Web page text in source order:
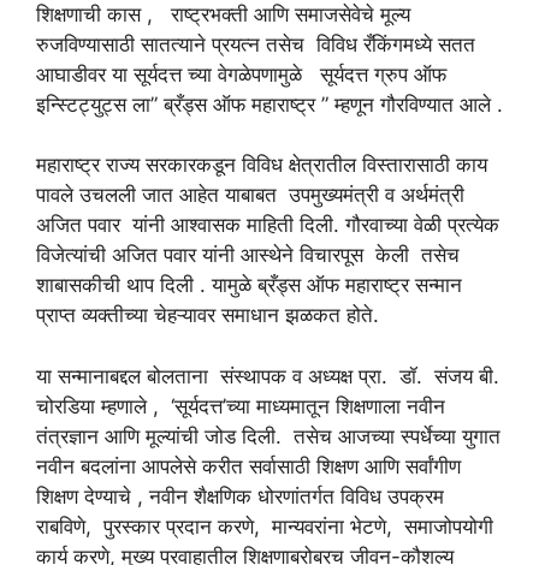
शिक्षणाची कास , राष्ट्रभक्ती आणि समाजसेवेचे मूल्य
रुजविण्यासाठी सातत्याने प्रयत्न तसेच विविध रँकिंगमध्ये सतत
आघाडीवर या सूर्यदत्त च्या वेगळेपणामुळे सूर्यदत्त ग्रुप ऑफ
इन्स्टिट्युट्स ला” ब्रँड्स ऑफ महाराष्ट्र ” म्हणून गौरविण्यात आले .
महाराष्ट्र राज्य सरकारकडून विविध क्षेत्रातील विस्तारासाठी काय
पावले उचलली जात आहेत याबाबत उपमुख्यमंत्री व अर्थमंत्री
अजित पवार यांनी आश्वासक माहिती दिली. गौरवाच्या वेळी प्रत्येक
विजेत्यांची अजित पवार यांनी आस्थेने विचारपूस केली तसेच
शाबासकीची थाप दिली . यामुळे ब्रँड्स ऑफ महाराष्ट्र सन्मान
प्राप्त व्यक्तीच्या चेहऱ्यावर समाधान झळकत होते.
या सन्मानाबद्दल बोलताना संस्थापक व अध्यक्ष प्रा. डॉ. संजय बी.
चोरडिया म्हणाले , ‘सूर्यदत्त’च्या माध्यमातून शिक्षणाला नवीन
तंत्रज्ञान आणि मूल्यांची जोड दिली. तसेच आजच्या स्पर्धेच्या युगात
नवीन बदलांना आपलेसे करीत सर्वासाठी शिक्षण आणि सर्वांगीण
शिक्षण देण्याचे , नवीन शैक्षणिक धोरणांतर्गत विविध उपक्रम
राबविणे, पुरस्कार प्रदान करणे, मान्यवरांना भेटणे, समाजोपयोगी
कार्य करणे, मुख्य प्रवाहातील शिक्षणाबरोबरच जीवन-कौशल्य